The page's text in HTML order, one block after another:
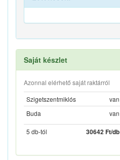
Saját készlet
Azonnal elérhető saját raktárról
Szigetszentmiklós
van
Buda
van
5 db-tól 30642 Ft/db